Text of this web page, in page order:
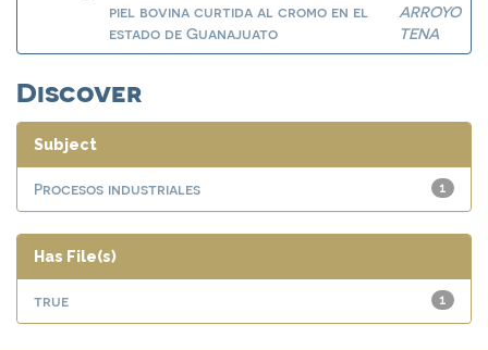
piel bovina curtida al cromo en el
estado de Guanajuato
ARROYO
TENA
Discover
Subject
1
Procesos industriales
Has File(s)
1
true